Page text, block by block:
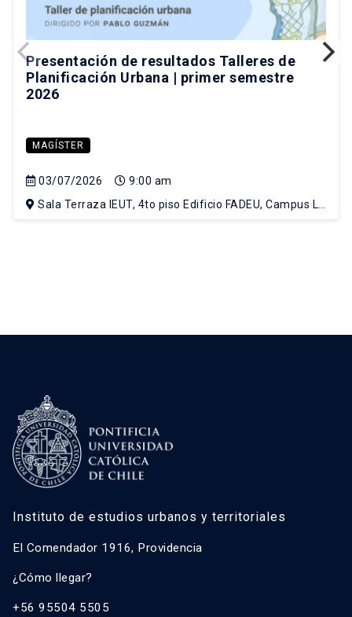
Presentación de resultados Talleres de
Planificación Urbana | primer semestre
2026
MAGÍSTER
03/07/2026
9:00 am
Sala Terraza IEUT, 4to piso Edificio FADEU, Campus Lo
Instituto de estudios urbanos y territoriales
El Comendador 1916, Providencia
¿Cómo llegar?
+56 95504 5505